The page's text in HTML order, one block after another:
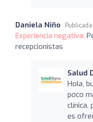
Daniela Niño
Experiencia negativa:
recepcionistas
Salud
Hola,
poco
clínica,
es